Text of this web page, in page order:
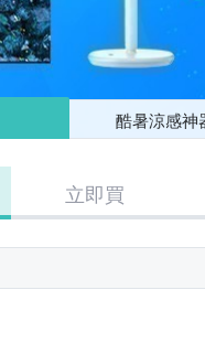
酷暑涼感神
立即買